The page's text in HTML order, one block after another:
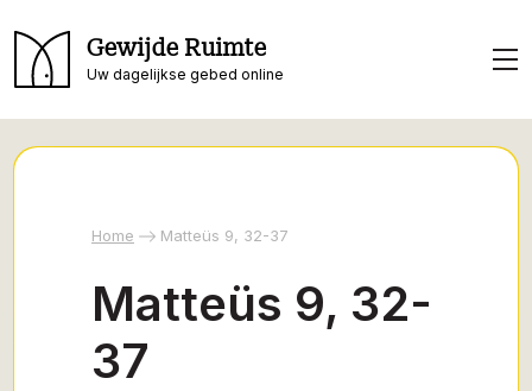
Gewijde Ruimte
Uw dagelijkse gebed online
Home Matteüs 9, 32-37
Matteüs 9, 32-
37